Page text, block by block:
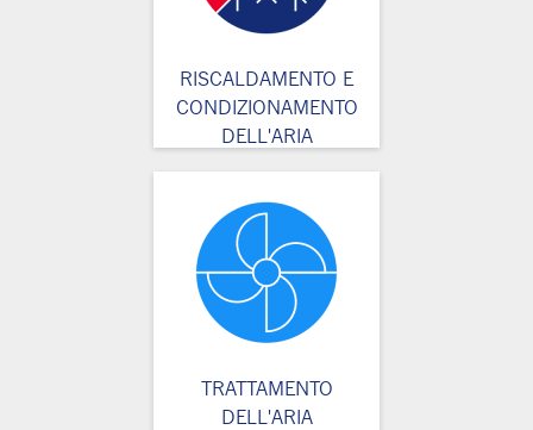
RISCALDAMENTO E
CONDIZIONAMENTO
DELL'ARIA
TRATTAMENTO
DELL'ARIA